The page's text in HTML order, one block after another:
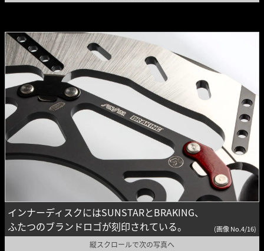
インナーディスクにはSUNSTARとBRAKING、
ふたつのブランドロゴが刻印されている。
(画像 No.4/16)
縦スクロールで次の写真へ